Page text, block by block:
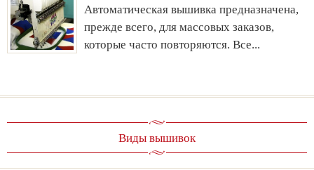
Автоматическая вышивка предназначена,
прежде всего, для массовых заказов,
которые часто повторяются. Все...
Виды вышивок